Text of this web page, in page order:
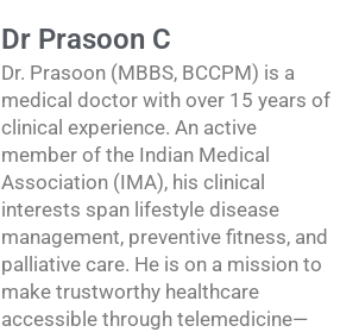
Dr Prasoon C
Dr. Prasoon (MBBS, BCCPM) is a
medical doctor with over 15 years of
clinical experience. An active
member of the Indian Medical
Association (IMA), his clinical
interests span lifestyle disease
management, preventive fitness, and
palliative care. He is on a mission to
make trustworthy healthcare
accessible through telemedicine—